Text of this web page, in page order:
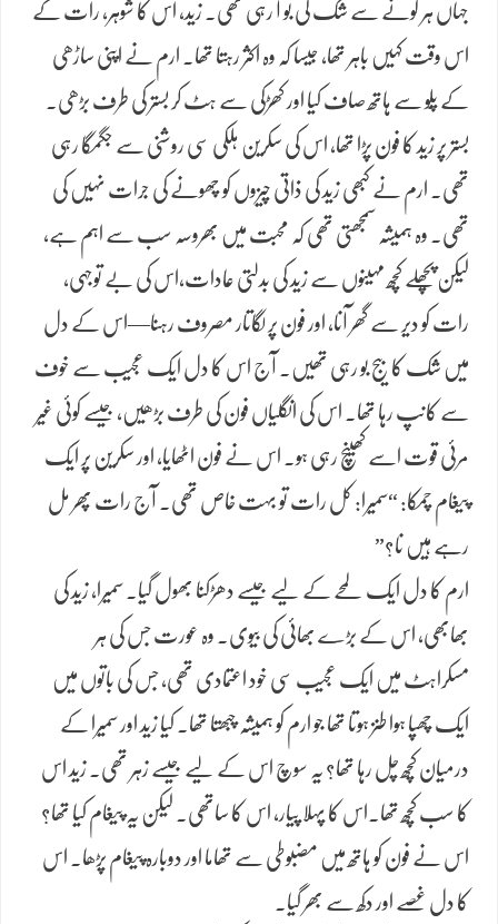
جہاں ہر کونے سے شک کی بو آ رہی تھی۔ زید، اس کا شوہر، رات کے
اس وقت کہیں باہر تھا، جیسا کہ وہ اکثر رہتا تھا۔ ارم نے اپنی ساڑھی
کے پلّو سے ہاتھ صاف کیا اور کھڑکی سے ہٹ کر بستر کی طرف بڑھی۔
بستر پر زید کا فون پڑا تھا، اس کی سکرین ہلکی سی روشنی سے جگمگا رہی
تھی۔ ارم نے کبھی زید کی ذاتی چیزوں کو چھونے کی جرات نہیں کی
تھی۔ وہ ہمیشہ سمجھتی تھی کہ محبت میں بھروسہ سب سے اہم ہے،
لیکن پچھلے کچھ مہینوں سے زید کی بدلتی عادات،اس کی بے توجہی،
رات کو دیر سے گھر آنا، اور فون پر لگاتار مصروف رہنا—اس کے دل
میں شک کا بیج بو رہی تھیں۔ آج اس کا دل ایک عجیب سے خوف
سے کانپ رہا تھا۔ اس کی انگلیاں فون کی طرف بڑھیں، جیسے کوئی غیر
مرئی قوت اسے کھینچ رہی ہو۔ اس نے فون اٹھایا، اور سکرین پر ایک
پیغام چمکا: “سمیرا: کل رات تو بہت خاص تھی۔ آج رات پھر مل
رہے ہیں نا؟”
ارم کا دل ایک لمحے کے لیے جیسے دھڑکنا بھول گیا۔ سمیرا، زید کی
بھابھی، اس کے بڑے بھائی کی بیوی۔ وہ عورت جس کی ہر
مسکراہٹ میں ایک عجیب سی خود اعتمادی تھی، جس کی باتوں میں
ایک چھپا ہوا طنز ہوتا تھا جو ارم کو ہمیشہ چبھتا تھا۔ کیا زید اور سمیرا کے
درمیان کچھ چل رہا تھا؟ یہ سوچ اس کے لیے جیسے زہر تھی۔ زید اس
کا سب کچھ تھا.اس کا پہلا پیار، اس کا ساتھی۔ لیکن یہ پیغام کیا تھا؟
اس نے فون کو ہاتھ میں مضبوطی سے تھاما اور دوبارہ پیغام پڑھا۔ اس
کا دل غصے اور دکھ سے بھر گیا۔